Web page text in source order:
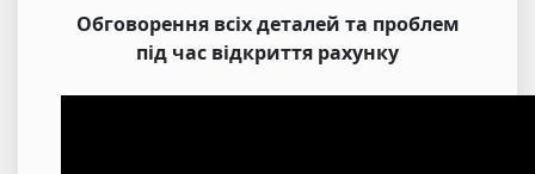
Обговорення всіх деталей та проблем
під час відкриття рахунку